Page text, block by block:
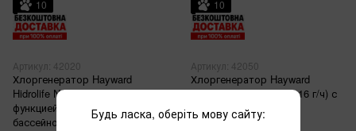
10
Артикул: 42020
Хлоргенератор Hayward
Hidrolife NG 22 (110 м³, 22 г/ч) с
функцией управления
бассейном
10
Артикул: 42050
Хлоргенератор Hayward
Hidrolife NG 16 (65 м³, 16 г/ч) с
функцией управления
бассейном
Будь ласка, оберіть мову сайту: